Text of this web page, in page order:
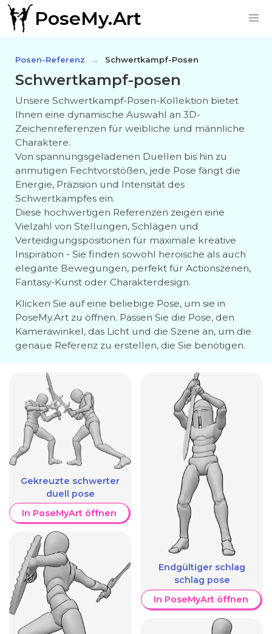
PoseMy.Art
Posen-Referenz Schwertkampf-Posen
Schwertkampf-posen
Unsere Schwertkampf-Posen-Kollektion bietet
Ihnen eine dynamische Auswahl an 3D-
Zeichenreferenzen für weibliche und männliche
Charaktere.
Von spannungsgeladenen Duellen bis hin zu
anmutigen Fechtvorstößen, jede Pose fängt die
Energie, Präzision und Intensität des
Schwertkampfes ein.
Diese hochwertigen Referenzen zeigen eine
Vielzahl von Stellungen, Schlägen und
Verteidigungspositionen für maximale kreative
Inspiration - Sie finden sowohl heroische als auch
elegante Bewegungen, perfekt für Actionszenen,
Fantasy-Kunst oder Charakterdesign.
Klicken Sie auf eine beliebige Pose, um sie in
PoseMy.Art zu öffnen. Passen Sie die Pose, den
Kamerawinkel, das Licht und die Szene an, um die
genaue Referenz zu erstellen, die Sie benötigen.
Gekreuzte schwerter
duell pose
In PoseMyArt öffnen
Endgültiger schlag
schlag pose
In PoseMyArt öffnen